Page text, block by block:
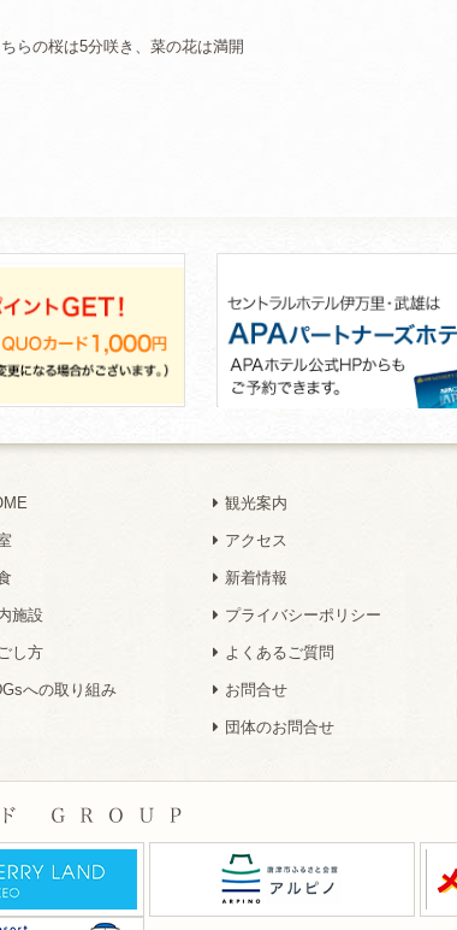
らの桜は5分咲き、菜の花は満開
施設
し方
への取り組み
観光案内
アクセス
新着情報
プライバシーポリシー
よくあるご質問
お問合せ
団体のお問合せ